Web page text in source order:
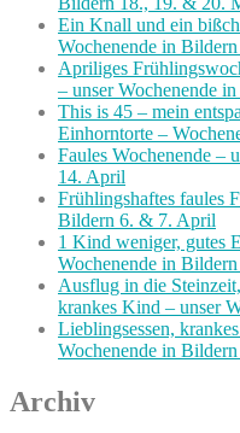
Ein Knall und ein
Wochenende in
Apriliges
– unser Wochenende
This is 45 – mein
Einhorntorte –
Faules Wochenende –
14. April
Frühlingshaftes faules
Bildern 6. & 7. April
1 Kind weniger, gutes
Wochenende in
Ausflug in die
krankes Kind – unser
Lieblingsessen,
Wochenende in
Archiv